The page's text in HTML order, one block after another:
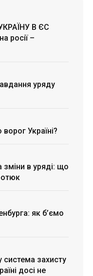
В ЄС
росії –
уряду
Україні?
зміни в уряді: що
як б’ємо
система захисту
досі не